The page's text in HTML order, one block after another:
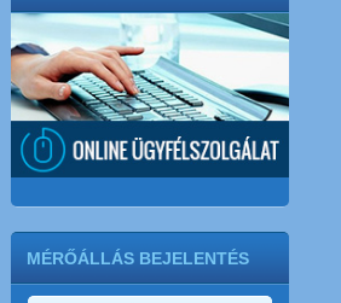
MÉRŐÁLLÁS BEJELENTÉS